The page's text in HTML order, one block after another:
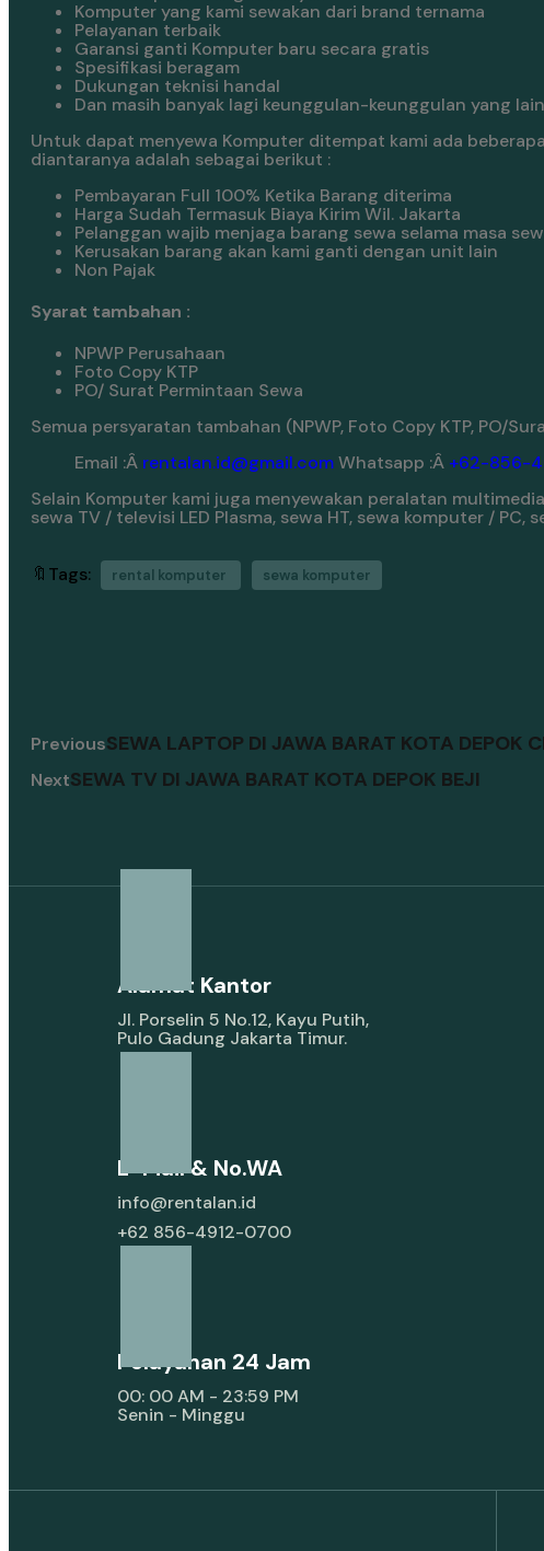
Komputer yang kami sewakan dari brand ternama
Pelayanan terbaik
Garansi ganti Komputer baru secara gratis
Spesifikasi beragam
Dukungan teknisi handal
Dan masih banyak lagi keunggulan-keunggulan yang
Untuk dapat menyewa Komputer ditempat kami ada
diantaranya adalah sebagai berikut :
Pembayaran Full 100% Ketika Barang diterima
Harga Sudah Termasuk Biaya Kirim Wil. Jakarta
Pelanggan wajib menjaga barang sewa selama masa
Kerusakan barang akan kami ganti dengan unit lain
Non Pajak
Syarat tambahan :
NPWP Perusahaan
Foto Copy KTP
PO/ Surat Permintaan Sewa
Semua persyaratan tambahan (NPWP, Foto Copy KTP, PO/
Email :Â rentalan.id@gmail.comWhatsapp :Â +62-856-
Selain Komputer kami juga menyewakan peralatan
sewa TV / televisi LED Plasma, sewa HT, sewa komputer /
🔖Tags: rental komputer sewa komputer
PreviousSEWA LAPTOP DI JAWA BARAT KOTA DEPOK
NextSEWA TV DI JAWA BARAT KOTA DEPOK BEJI
Alamat Kantor
Jl. Porselin 5 No.12, Kayu Putih,
Pulo Gadung Jakarta Timur.
E-Mail & No.WA
info@rentalan.id
+62 856-4912-0700
Pelayanan 24 Jam
00: 00 AM - 23:59 PM
Senin - Minggu